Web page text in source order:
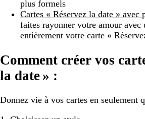
plus formels
Cartes « Réservez la date » avec
faites rayonner votre amour avec
entièrement votre carte «
Comment créer vos
la date » :
Donnez vie à vos cartes en seulement